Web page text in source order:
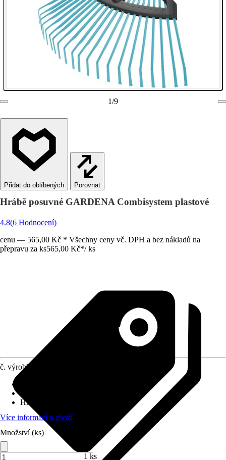
1/9
Porovnat
Hrábě posuvné GARDENA Combisystem plastové
4.8(6 Hodnocení)
cenu — 565,00 Kč * Všechny ceny vč. DPH a bez nákladů na
přepravu za ks565,00 Kč*/ ks
č. výrobku
Hmotnost
Více informací o zboží
Množství (ks)
1 ks